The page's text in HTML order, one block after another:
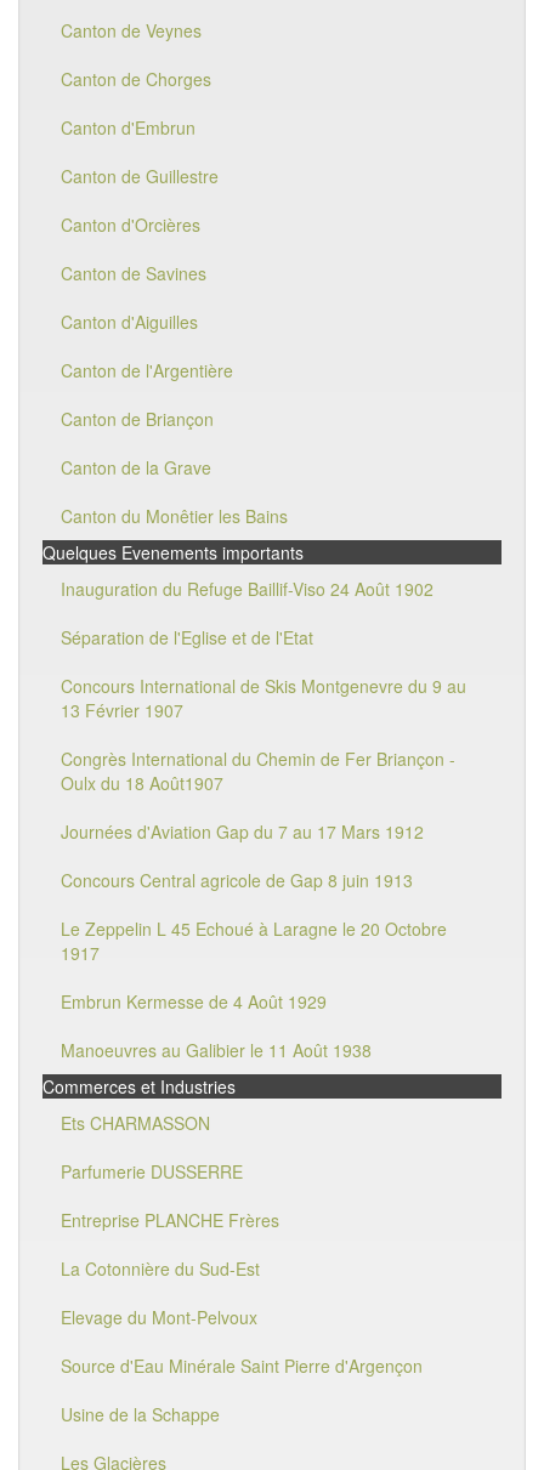
Canton de Veynes
Canton de Chorges
Canton d'Embrun
Canton de Guillestre
Canton d'Orcières
Canton de Savines
Canton d'Aiguilles
Canton de l'Argentière
Canton de Briançon
Canton de la Grave
Canton du Monêtier les Bains
Quelques Evenements importants
Inauguration du Refuge Baillif-Viso 24 Août 1902
Séparation de l'Eglise et de l'Etat
Concours International de Skis Montgenevre du 9 au
13 Février 1907
Congrès International du Chemin de Fer Briançon -
Oulx du 18 Août1907
Journées d'Aviation Gap du 7 au 17 Mars 1912
Concours Central agricole de Gap 8 juin 1913
Le Zeppelin L 45 Echoué à Laragne le 20 Octobre
1917
Embrun Kermesse de 4 Août 1929
Manoeuvres au Galibier le 11 Août 1938
Commerces et Industries
Ets CHARMASSON
Parfumerie DUSSERRE
Entreprise PLANCHE Frères
La Cotonnière du Sud-Est
Elevage du Mont-Pelvoux
Source d'Eau Minérale Saint Pierre d'Argençon
Usine de la Schappe
Les Glacières